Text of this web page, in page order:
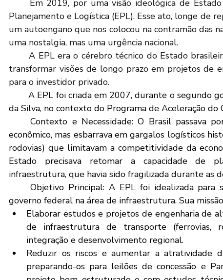
Planejamento e Logística (EPL). Esse ato, longe de
um autoengano que nos colocou na contramão das
uma nostalgia, mas uma urgência nacional.
	A EPL era o cérebro técnico do Estado brasileiro para infraestrutura. Seu papel era
transformar visões de longo prazo em projetos de
para o investidor privado.
	A EPL foi criada em 2007, durante o segundo governo do Presidente Luiz Inácio Lula
da Silva, no contexto do Programa de Aceleração do
	Contexto e Necessidade: O Brasil passava por um período de forte crescimento
econômico, mas esbarrava em gargalos logísticos
rodovias) que limitavam a competitividade da
Estado precisava retomar a capacidade de
infraestrutura, que havia sido fragilizada durante as
governo federal na área de infraestrutura. Sua
Elaborar estudos e projetos de engenharia de
de infraestrutura de transporte (ferrovias,
integração e desenvolvimento regional.
Reduzir os riscos e aumentar a atratividade
preparando-os para leilões de concessão e